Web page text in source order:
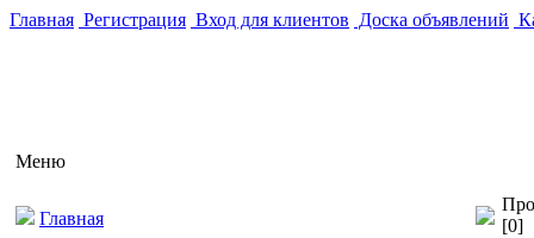
Главная Регистрация Вход для клиентов Доска объявлений
Меню
Главная
[0]